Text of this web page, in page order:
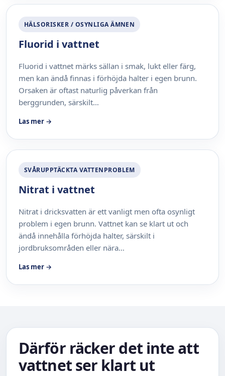
HÄLSORISKER / OSYNLIGA ÄMNEN
Fluorid i vattnet
Fluorid i vattnet märks sällan i smak, lukt eller färg,
men kan ändå finnas i förhöjda halter i egen brunn.
Orsaken är oftast naturlig påverkan från
berggrunden, särskilt…
Las mer →
SVÅRUPPTÄCKTA VATTENPROBLEM
Nitrat i vattnet
Nitrat i dricksvatten är ett vanligt men ofta osynligt
problem i egen brunn. Vattnet kan se klart ut och
ändå innehålla förhöjda halter, särskilt i
jordbruksområden eller nära…
Las mer →
Därför räcker det inte att
vattnet ser klart ut